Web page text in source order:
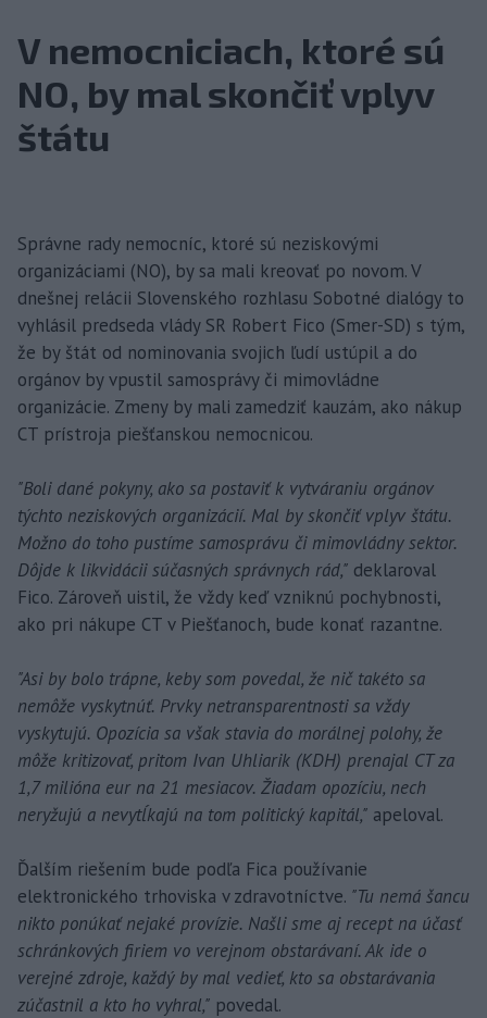
V nemocniciach, ktoré sú
NO, by mal skončiť vplyv
štátu
Správne rady nemocníc, ktoré sú neziskovými
organizáciami (NO), by sa mali kreovať po novom. V
dnešnej relácii Slovenského rozhlasu Sobotné dialógy to
vyhlásil predseda vlády SR Robert Fico (Smer-SD) s tým,
že by štát od nominovania svojich ľudí ustúpil a do
orgánov by vpustil samosprávy či mimovládne
organizácie. Zmeny by mali zamedziť kauzám, ako nákup
CT prístroja piešťanskou nemocnicou.
"Boli dané pokyny, ako sa postaviť k vytváraniu orgánov
týchto neziskových organizácií. Mal by skončiť vplyv štátu.
Možno do toho pustíme samosprávu či mimovládny sektor.
Dôjde k likvidácii súčasných správnych rád," deklaroval
Fico. Zároveň uistil, že vždy keď vzniknú pochybnosti,
ako pri nákupe CT v Piešťanoch, bude konať razantne.
"Asi by bolo trápne, keby som povedal, že nič takéto sa
nemôže vyskytnúť. Prvky netransparentnosti sa vždy
vyskytujú. Opozícia sa však stavia do morálnej polohy, že
môže kritizovať, pritom Ivan Uhliarik (KDH) prenajal CT za
1,7 milióna eur na 21 mesiacov. Žiadam opozíciu, nech
neryžujú a nevytĺkajú na tom politický kapitál," apeloval.
Ďalším riešením bude podľa Fica používanie
elektronického trhoviska v zdravotníctve. "Tu nemá šancu
nikto ponúkať nejaké provízie. Našli sme aj recept na účasť
schránkových firiem vo verejnom obstarávaní. Ak ide o
verejné zdroje, každý by mal vedieť, kto sa obstarávania
zúčastnil a kto ho vyhral," povedal.